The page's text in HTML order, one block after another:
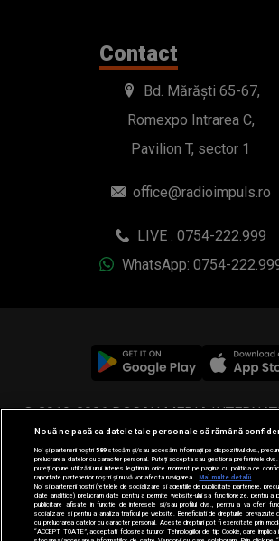
Contact
Bd. Mărăști 65-67,
Romexpo Intrarea C,
Pavilion T, sector 1
office@radioimpuls.ro
LIVE : 0754-222.999
WhatsApp: 0754-
© 2019-2026 DOGAN MEDIA
drepturile rezervate.
Nouă ne pasă ca datele tale personale să rămână
Noi și partenerii noștri589stocăm și/sau accesăm informații pe dispozitivul dvs.,
prelucrarea datelor cu caracter personal. Puteți accepta sau gestiona preferințele
puteți opune utilizării unui interes legitim în orice moment pe pagina cu politica de
raportate partenerilor noștri și nu vă vor afecta navigarea.
Mai multe detalii
Noi si partenerii nostri (retelele de socializare si agentiile de publicitate partenere,
date analitice) prelucram date pentru a permite website-ului sa functioneze, pentru a
publicitare afisate in functie de interesele si/sau profilul dvs., pentru a va oferi
socializare si pentru a analiza traficul pe website. Beneficiati de drepturile prevazute
cu prelucrarea datelor cu caracter personal. Aceste drepturi pot fi exercitate prin
“ACCEPT TOATE”, acceptati folosirea tuturor Tehnologiilor de tip Cookie, care implica